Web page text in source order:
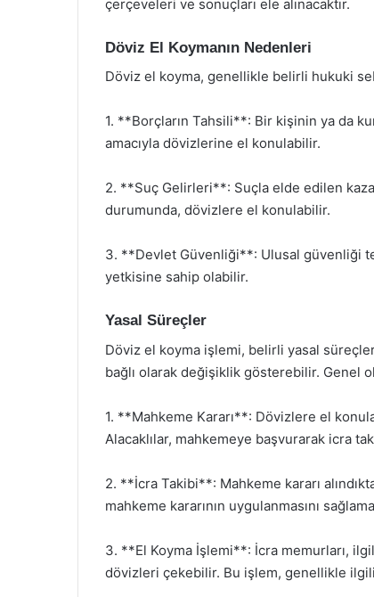
çerçeveleri ve sonuçları ele alınacaktır.
Döviz El Koymanın Nedenleri
Döviz el koyma, genellikle belirli hukuki
1. **Borçların Tahsili**: Bir kişinin ya da
amacıyla dövizlerine el konulabilir.
2. **Suç Gelirleri**: Suçla elde edilen
durumunda, dövizlere el konulabilir.
3. **Devlet Güvenliği**: Ulusal güvenliği
yetkisine sahip olabilir.
Yasal Süreçler
Döviz el koyma işlemi, belirli yasal
bağlı olarak değişiklik gösterebilir. Genel
1. **Mahkeme Kararı**: Dövizlere el
Alacaklılar, mahkemeye başvurarak icra
2. **İcra Takibi**: Mahkeme kararı
mahkeme kararının uygulanmasını
3. **El Koyma İşlemi**: İcra memurları,
dövizleri çekebilir. Bu işlem, genellikle